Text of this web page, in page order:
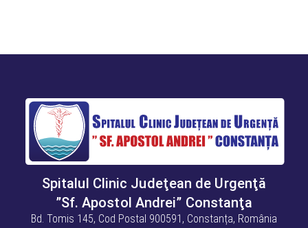
Spitalul Clinic Judeţean de Urgenţă
”Sf. Apostol Andrei” Constanţa
Bd. Tomis 145, Cod Postal 900591, Constanța, România